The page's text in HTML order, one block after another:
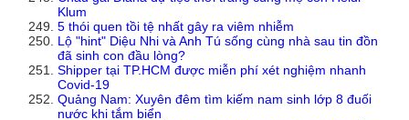
Klum
5 thói quen tồi tệ nhất gây ra viêm nhiễm
Lộ "hint" Diệu Nhi và Anh Tú sống cùng nhà sau tin đồn
đã sinh con đầu lòng?
Shipper tại TP.HCM được miễn phí xét nghiệm nhanh
Covid-19
Quảng Nam: Xuyên đêm tìm kiếm nam sinh lớp 8 đuối
nước khi tắm biển